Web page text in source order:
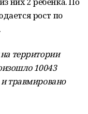
рост по
территории
10043
травмировано